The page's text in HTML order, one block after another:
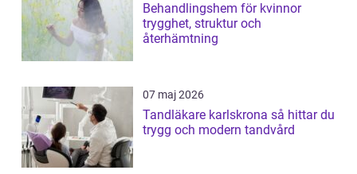
Behandlingshem för kvinnor
trygghet, struktur och
återhämtning
07 maj 2026
Tandläkare karlskrona så hittar du
trygg och modern tandvård